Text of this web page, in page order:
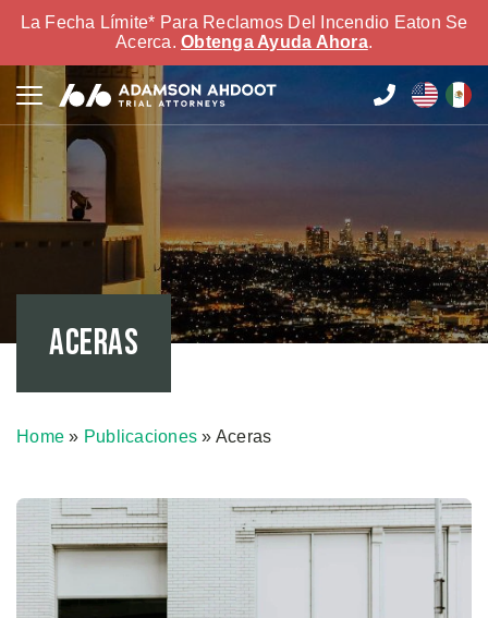
La Fecha Límite* Para Reclamos Del Incendio Eaton Se
Acerca. Obtenga Ayuda Ahora.
Aceras
Home » Publicaciones » Aceras